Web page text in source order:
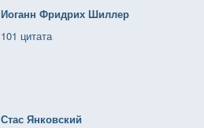
Иоганн Фридрих Шиллер
101 цитата
Стас Янковский